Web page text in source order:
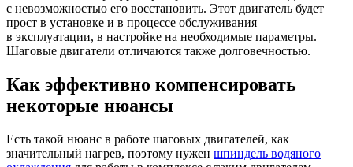
с невозможностью его восстановить. Этот двигатель будет
прост в установке и в процессе обслуживания
в эксплуатации, в настройке на необходимые параметры.
Шаговые двигатели отличаются также долговечностью.
Как эффективно компенсировать
некоторые нюансы
Есть такой нюанс в работе шаговых двигателей, как
значительный нагрев, поэтому нужен шпиндель водяного